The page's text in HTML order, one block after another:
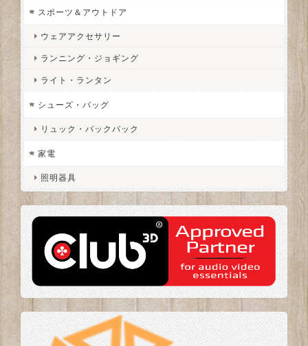
スポーツ＆アウトドア
ウェアアクセサリー
ランニング・ジョギング
ライト・ランタン
シューズ・バッグ
リュック・バックパック
家電
照明器具